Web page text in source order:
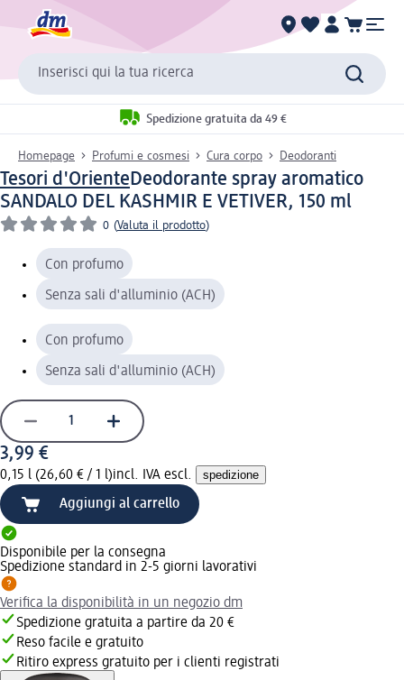
Inserisci qui la tua ricerca
Spedizione gratuita da 49 €
Homepage Profumi e cosmesi Cura corpo Deodoranti
Tesori d'OrienteDeodorante spray aromatico
SANDALO DEL KASHMIR E VETIVER, 150 ml
0 (Valuta il prodotto)
Con profumo
Senza sali d'alluminio (ACH)
Con profumo
Senza sali d'alluminio (ACH)
3,99 €
0,15 l (26,60 € / 1 l)incl. IVA escl. spedizione
Aggiungi al carrello
Disponibile per la consegna
Spedizione standard in 2-5 giorni lavorativi
Verifica la disponibilità in un negozio dm
Spedizione gratuita a partire da 20 €
Reso facile e gratuito
Ritiro express gratuito per i clienti registrati